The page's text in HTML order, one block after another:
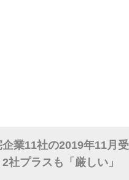
業11社の2019年11月受
社プラスも「厳しい」